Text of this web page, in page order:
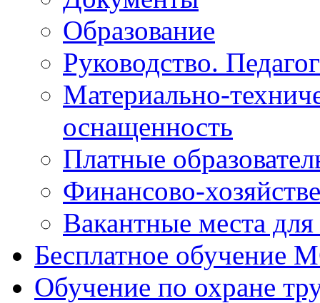
Образование
Руководство.
Материально-
оснащенность
Платные
Финансово-
Вакантные места
Бесплатное обучение
Обучение по охране